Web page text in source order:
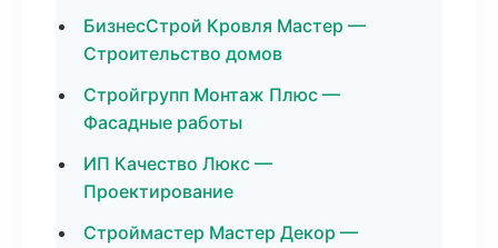
БизнесСтрой Кровля Мастер —
Строительство домов
Стройгрупп Монтаж Плюс —
Фасадные работы
ИП Качество Люкс —
Проектирование
Строймастер Мастер Декор —